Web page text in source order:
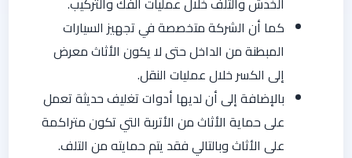
كما أن الشركة متخصصة في تجهيز السيارات
المبطنة من الداخل حتى لا يكون الأثاث معرض
إلى الكسر خلال عمليات النقل.
بالإضافة إلى أن لديها أدوات تغليف حديثة تعمل
على حماية الأثاث من الأتربة التي تكون متراكمة
على الأثاث وبالتالي فقد يتم حمايته من التلف.